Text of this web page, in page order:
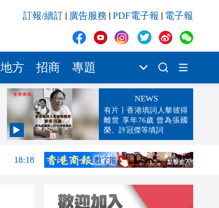
訂報/續訂 廣告服務 PDF電子報 電子報
地方 招商 專題
NEWS
有片丨香港填詞人黎彼得
離世 享年76歲 曾為張國
榮、許冠傑等填詞
18:42
18:18